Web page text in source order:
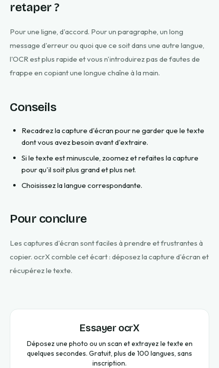
retaper ?
Pour une ligne, d'accord. Pour un paragraphe, un long
message d'erreur ou quoi que ce soit dans une autre langue,
l'OCR est plus rapide et vous n'introduirez pas de fautes de
frappe en copiant une longue chaîne à la main.
Conseils
Recadrez la capture d'écran pour ne garder que le texte
dont vous avez besoin avant d'extraire.
Si le texte est minuscule, zoomez et refaites la capture
pour qu'il soit plus grand et plus net.
Choisissez la langue correspondante.
Pour conclure
Les captures d'écran sont faciles à prendre et frustrantes à
copier. ocrX comble cet écart : déposez la capture d'écran et
récupérez le texte.
Essayer ocrX
Déposez une photo ou un scan et extrayez le texte en
quelques secondes. Gratuit, plus de 100 langues, sans
inscription.